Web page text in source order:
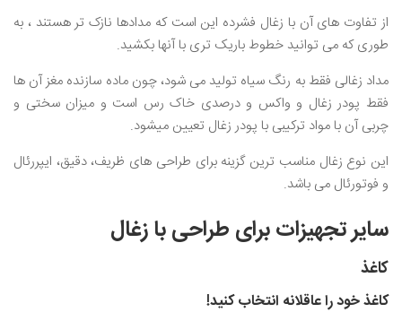
از تفاوت های آن با زغال فشرده این است که مدادها نازک تر هستند ، به
طوری که می توانید خطوط باریک تری با آنها بکشید.
مداد زغالی فقط به رنگ سیاه تولید می شود، چون ماده سازنده مغز آن ها
فقط پودر زغال و واکس و درصدی خاک رس است و میزان سختی و
چربی آن با مواد ترکیبی با پودر زغال تعیین میشود.
این نوع زغال مناسب ترین گزینه برای طراحی های ظریف، دقیق، ایپررئال
و فوتورئال می باشد.
سایر تجهیزات برای طراحی با زغال
کاغذ
کاغذ خود را عاقلانه انتخاب کنید!